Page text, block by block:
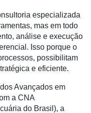
especializada
mas em todo
análise e execução
Isso porque o
possibilitam
e eficiente.
Avançados em
a CNA
do Brasil), a